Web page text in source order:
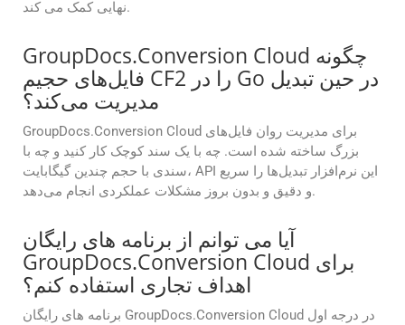
نهایی کمک می کند.
GroupDocs.Conversion Cloud چگونه
فایل‌های حجیم CF2 را در Go در حین تبدیل
مدیریت می‌کند؟
GroupDocs.Conversion Cloud برای مدیریت روان فایل‌های
بزرگ ساخته شده است. چه با یک سند کوچک کار کنید و چه با
سندی با حجم چندین گیگابایت، API این نرم‌افزار تبدیل‌ها را سریع
و دقیق و بدون بروز مشکلات عملکردی انجام می‌دهد.
آیا می توانم از برنامه های رایگان
GroupDocs.Conversion Cloud برای
اهداف تجاری استفاده کنم؟
برنامه های رایگان GroupDocs.Conversion Cloud در درجه اول